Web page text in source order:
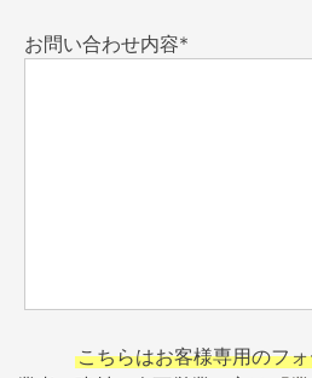
お問い合わせ内容*
こちらはお客様専用のフ